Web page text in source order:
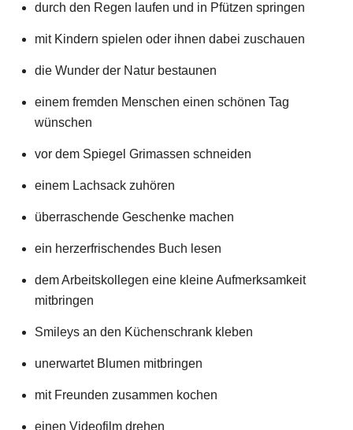
durch den Regen laufen und in Pfützen springen
mit Kindern spielen oder ihnen dabei zuschauen
die Wunder der Natur bestaunen
einem fremden Menschen einen schönen Tag
wünschen
vor dem Spiegel Grimassen schneiden
einem Lachsack zuhören
überraschende Geschenke machen
ein herzerfrischendes Buch lesen
dem Arbeitskollegen eine kleine Aufmerksamkeit
mitbringen
Smileys an den Küchenschrank kleben
unerwartet Blumen mitbringen
mit Freunden zusammen kochen
einen Videofilm drehen